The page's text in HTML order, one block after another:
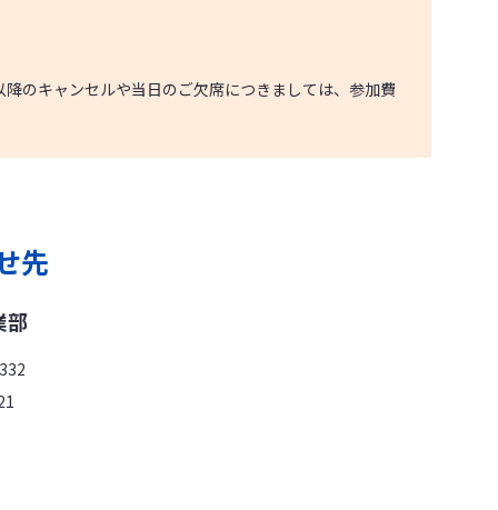
のキャンセルや当日のご欠席につきましては、参加費
先
部